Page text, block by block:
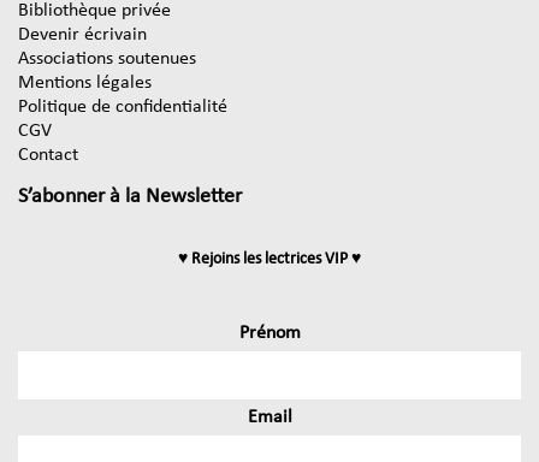
Bibliothèque privée
Devenir écrivain
Associations soutenues
Mentions légales
Politique de confidentialité
CGV
Contact
S’abonner à la Newsletter
♥ Rejoins les lectrices VIP ♥
Prénom
Email